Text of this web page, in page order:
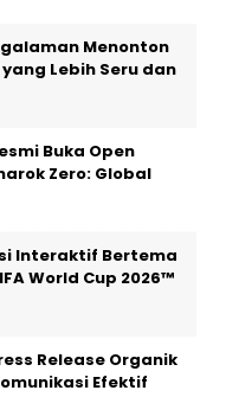
Menonton
Lebih Seru dan
Buka Open
Zero: Global
Interaktif Bertema
World Cup 2026™
Release Organik
Efektif